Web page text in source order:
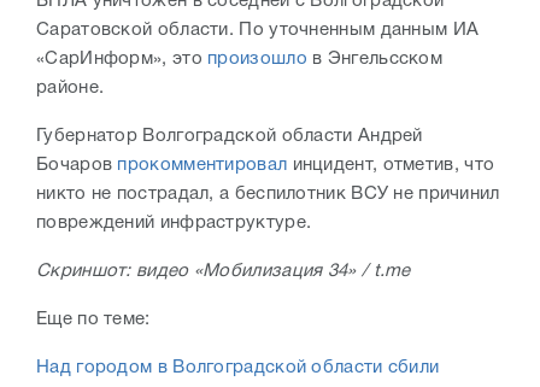
Саратовской области. По уточненным данным ИА
«СарИнформ», это произошло в Энгельсском
районе.
Губернатор Волгоградской области Андрей
Бочаров прокомментировал инцидент, отметив, что
никто не пострадал, а беспилотник ВСУ не причинил
повреждений инфраструктуре.
Скриншот: видео «Мобилизация 34» / t.me
Еще по теме:
Над городом в Волгоградской области сбили